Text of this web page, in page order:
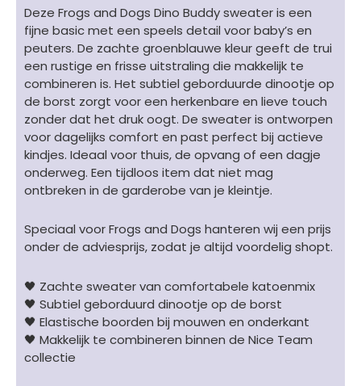
Blue
-
effen
zachtgroen
aantal
Deze Frogs and Dogs Dino Buddy sweater is een
fijne basic met een speels detail voor baby’s en
peuters. De zachte groenblauwe kleur geeft de trui
een rustige en frisse uitstraling die makkelijk te
combineren is. Het subtiel geborduurde dinootje op
de borst zorgt voor een herkenbare en lieve touch
zonder dat het druk oogt. De sweater is ontworpen
voor dagelijks comfort en past perfect bij actieve
kindjes. Ideaal voor thuis, de opvang of een dagje
onderweg. Een tijdloos item dat niet mag
ontbreken in de garderobe van je kleintje.
Speciaal voor Frogs and Dogs hanteren wij een prijs
onder de adviesprijs, zodat je altijd voordelig shopt.
🖤 Zachte sweater van comfortabele katoenmix
🖤 Subtiel geborduurd dinootje op de borst
🖤 Elastische boorden bij mouwen en onderkant
🖤 Makkelijk te combineren binnen de Nice Team
collectie